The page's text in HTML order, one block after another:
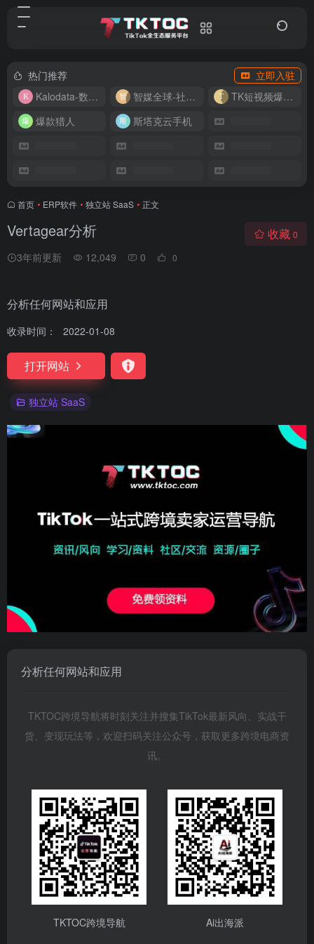
热门推荐
立即入驻
Kalodata-数据分析平台
智媒全球-社媒管理平台
TK短视频爆款复刻
爆款猎人
斯塔克云手机
首页 • ERP软件 • 独立站 SaaS • 正文
Vertagear分析
3年前更新 12,049 0 0
收藏 0
分析任何网站和应用
收录时间： 2022-01-08
打开网站
独立站 SaaS
分析任何网站和应用
TKTOC跨境导航将时刻关注并搜集TikTok最新风向、实战干
货、变现玩法等，欢迎扫码关注公众号，获取更多跨境电商资
讯。
TKTOC跨境导航 Ai出海派